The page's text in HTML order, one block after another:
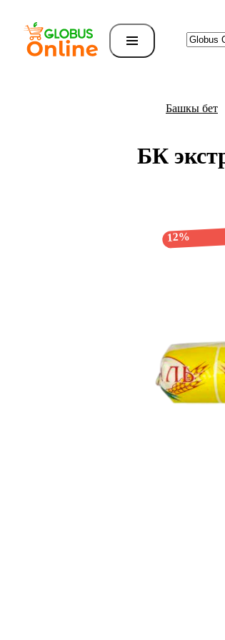
Башкы бет
БК
12%